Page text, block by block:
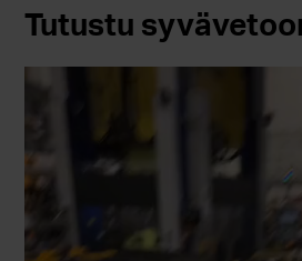
Tutustu